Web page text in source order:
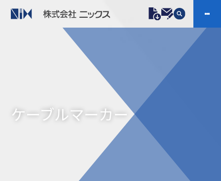
プラスチックファスナー 機構部品
ケーブルマーカー
樹脂継手、配管施工
防虫忌避製品ARINIX
プリント基板実装関連
会社案内
IR
お問い合わせ 開発・導入実績
ケーブルマーカー